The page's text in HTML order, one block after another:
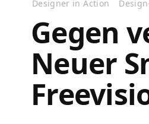
Designer in Action
Gegen
Neuer